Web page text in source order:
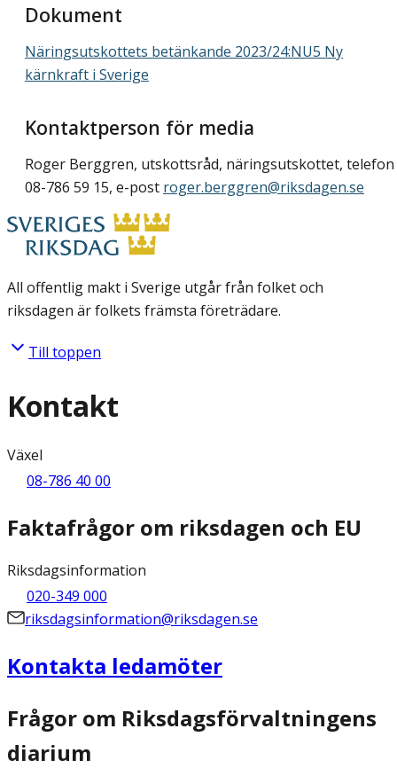
Dokument
Näringsutskottets betänkande 2023/24:NU5 Ny
kärnkraft i Sverige
Kontaktperson för media
Roger Berggren, utskottsråd, näringsutskottet, telefon
08-786 59 15, e-post roger.berggren@riksdagen.se
All offentlig makt i Sverige utgår från folket och
riksdagen är folkets främsta företrädare.
Till toppen
Kontakt
Växel
08-786 40 00
Faktafrågor om riksdagen och EU
Riksdagsinformation
020-349 000
riksdagsinformation@riksdagen.se
Kontakta ledamöter
Frågor om Riksdagsförvaltningens
diarium